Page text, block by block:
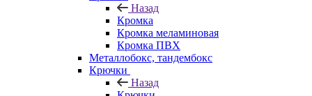
Назад
Кромка
Кромка меламиновая
Кромка ПВХ
Металлобокс, тандембокс
Крючки
Назад